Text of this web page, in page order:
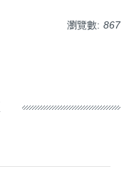
瀏覽數: 867